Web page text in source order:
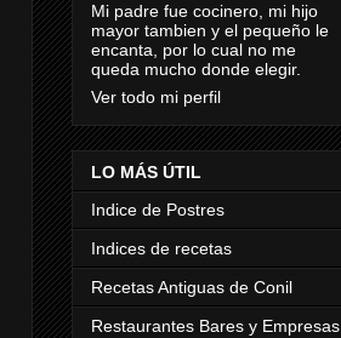
Mi padre fue cocinero, mi hijo
mayor tambien y el pequeño le
encanta, por lo cual no me
queda mucho donde elegir.
Ver todo mi perfil
LO MÁS ÚTIL
Indice de Postres
Indices de recetas
Recetas Antiguas de Conil
Restaurantes Bares y Empresas